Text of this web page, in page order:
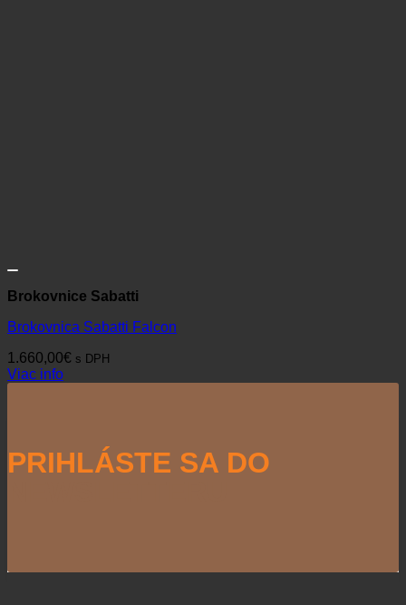
Brokovnice Sabatti
Brokovnica Sabatti Falcon
1.660,00€ s DPH
Viac info
PRIHLÁSTE SA DO